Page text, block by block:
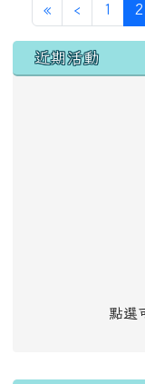
«第一頁
‹ 上一頁
1 2
左邊區域內容
近期活動
點選